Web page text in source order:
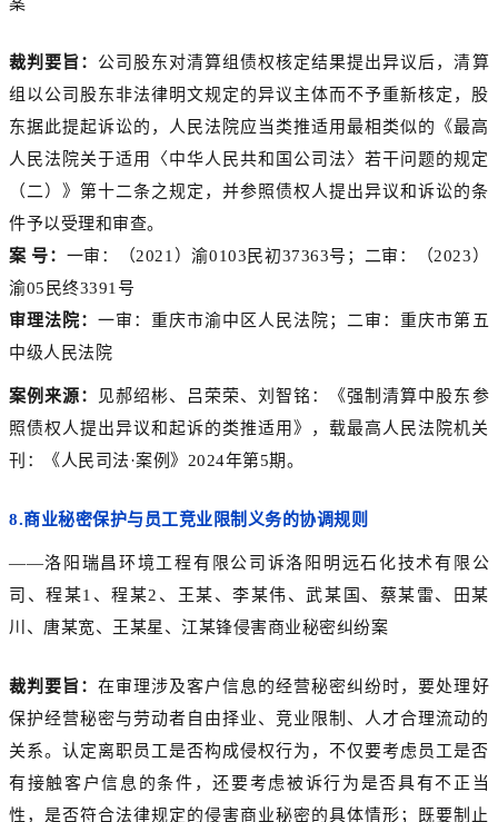
裁判要旨： 公司股东对清算组债权核定结果提出异议后，清算
组以公司股东非法律明文规定的异议主体而不予重新核定，股
东据此提起诉讼的，人民法院应当类推适用最相类似的《最高
人民法院关于适用〈中华人民共和国公司法〉若干问题的规定
（二）》第十二条之规定，并参照债权人提出异议和诉讼的条
件予以受理和审查。
案 号： 一审：（2021）渝0103民初37363号；二审：（2023）
渝05民终3391号
审理法院：一审：重庆市渝中区人民法院；二审：重庆市第五
中级人民法院
案例来源：
见郝绍彬、吕荣荣、刘智铭：《强制清算中股东参
照债权人提出异议和起诉的类推适用》，载最高人民法院机关
刊：《人民司法·案例》2024年第5期。
8.商业秘密保护与员工竞业限制义务的协调规则
——洛阳瑞昌环境工程有限公司诉洛阳明远石化技术有限公
司、程某1、程某2、王某、李某伟、武某国、蔡某雷、田某
川、唐某宽、王某星、江某锋侵害商业秘密纠纷案
裁判要旨：在审理涉及客户信息的经营秘密纠纷时，要处理好
保护经营秘密与劳动者自由择业、竞业限制、人才合理流动的
关系。认定离职员工是否构成侵权行为，不仅要考虑员工是否
有接触客户信息的条件，还要考虑被诉行为是否具有不正当
性，是否符合法律规定的侵害商业秘密的具体情形；既要制止